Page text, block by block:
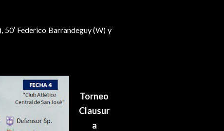
50′ Federico Barrandeguy (W) y
Torneo
Clausur
a